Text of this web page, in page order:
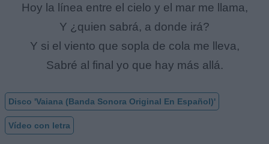
Hoy la línea entre el cielo y el mar me llama,
Y ¿quien sabrá, a donde irá?
Y si el viento que sopla de cola me lleva,
Sabré al final yo que hay más allá.
Disco 'Vaiana (Banda Sonora Original En Español)'
Vídeo con letra